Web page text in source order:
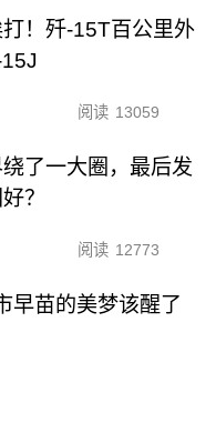
！歼-15T百公里外
阅读 13059
了一大圈，最后发
？
阅读 12773
早苗的美梦该醒了